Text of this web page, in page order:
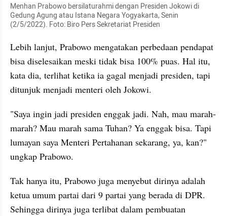
Menhan Prabowo bersilaturahmi dengan Presiden Jokowi di
Gedung Agung atau Istana Negara Yogyakarta, Senin
(2/5/2022). Foto: Biro Pers Sekretariat Presiden
Lebih lanjut, Prabowo mengatakan perbedaan pendapat
bisa diselesaikan meski tidak bisa 100% puas. Hal itu,
kata dia, terlihat ketika ia gagal menjadi presiden, tapi
ditunjuk menjadi menteri oleh Jokowi.
"Saya ingin jadi presiden enggak jadi. Nah, mau marah-
marah? Mau marah sama Tuhan? Ya enggak bisa. Tapi
lumayan saya Menteri Pertahanan sekarang, ya, kan?"
ungkap Prabowo.
Tak hanya itu, Prabowo juga menyebut dirinya adalah
ketua umum partai dari 9 partai yang berada di DPR.
Sehingga dirinya juga terlibat dalam pembuatan